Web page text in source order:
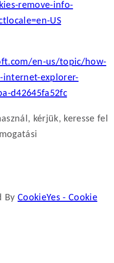
remove-info-
US
en-us/topic/how-
internet-explorer-
d42645fa52fc
kérjük, keresse fel
By CookieYes - Cookie